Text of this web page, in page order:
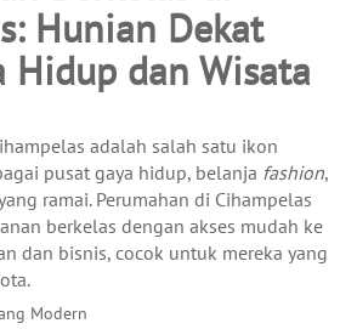
Hunian Dekat
Hidup dan Wisata
adalah salah satu ikon
pusat gaya hidup, belanja fashion,
ramai. Perumahan di Cihampelas
berkelas dengan akses mudah ke
dan bisnis, cocok untuk mereka yang
Modern